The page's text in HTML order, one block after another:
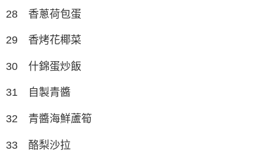
28 香蔥荷包蛋
29 香烤花椰菜
30 什錦蛋炒飯
31 自製青醬
32 青醬海鮮蘆筍
33 酪梨沙拉